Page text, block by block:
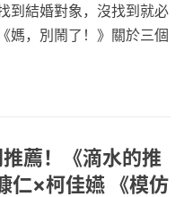
到結婚對象，沒找到就必
媽，別鬧了！》關於三個
薦！《滴水的推
仁×柯佳嬿 《模仿